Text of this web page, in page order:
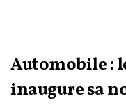
Automobile :
inaugure sa